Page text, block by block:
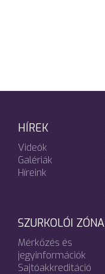
HÍREK
Videók
Galériák
Híreink
SZURKOLÓI ZÓNA
Mérkőzés és
jegyinformációk
Sajtóakkreditáció